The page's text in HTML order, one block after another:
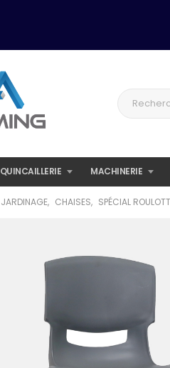
QUINCAILLERIE MACHINERIE
JARDINAGE, CHAISES, SPÉCIAL